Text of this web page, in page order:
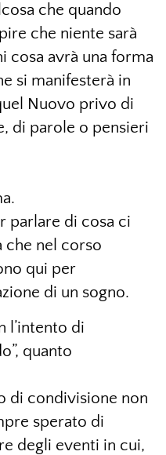
che quando
che niente sarà
cosa avrà una forma
si manifesterà in
Nuovo privo di
di parole o pensieri
parlare di cosa ci
che nel corso
qui per
di un sogno.
l’intento di
quanto
di condivisione non
sperato di
degli eventi in cui,